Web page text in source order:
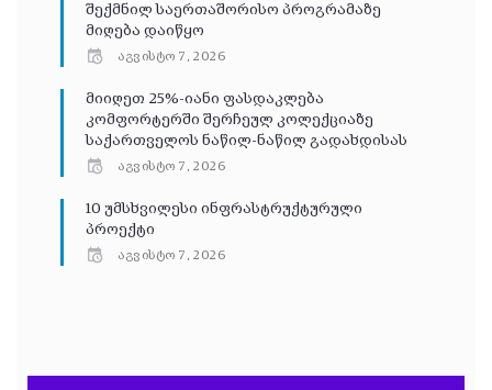
შექმნილ საერთაშორისო პროგრამაზე
მიღება დაიწყო
აგვისტო 7, 2026
მიიღეთ 25%-იანი ფასდაკლება
კომფორტერში შერჩეულ კოლექციაზე
საქართველოს ნაწილ-ნაწილ გადახდისას
აგვისტო 7, 2026
10 უმსხვილესი ინფრასტრუქტურული
პროექტი
აგვისტო 7, 2026